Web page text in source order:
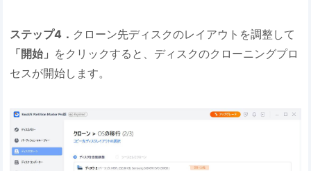
ステップ4． クローン先ディスクのレイアウトを調整して
「開始」 をクリックすると、ディスクのクローニングプロ
セスが開始します。